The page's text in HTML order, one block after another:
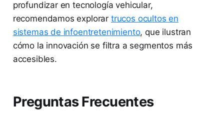
profundizar en tecnología vehicular,
recomendamos explorar trucos ocultos en
sistemas de infoentretenimiento, que ilustran
cómo la innovación se filtra a segmentos más
accesibles.
Preguntas Frecuentes